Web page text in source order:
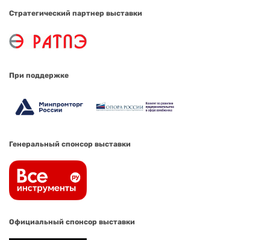
Стратегический партнер выставки
При поддержке
Генеральный спонсор выставки
Официальный спонсор выставки